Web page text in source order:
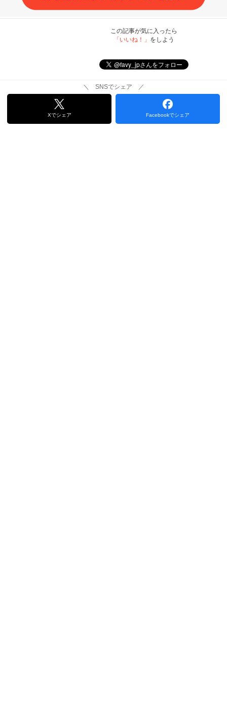
この記事が気に入ったら
「いいね！」 をしよう
＼ SNSでシェア ／
Xでシェア Facebookでシェア